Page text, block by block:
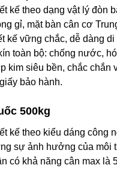
kế theo dạng vật lý đòn
gỉ, mặt bàn cân cơ
vững chắc, dễ dàng
toàn bộ: chống nước,
kim siêu bền, chắc chắn
bảo hành.
500kg
kế theo kiểu dáng công
sự ảnh hưởng của môi
có khả năng cân max